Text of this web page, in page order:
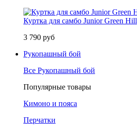
Куртка для самбо Junior Green Hill
3 790 руб
Рукопашный бой
Все Рукопашный бой
Популярные товары
Кимоно и пояса
Перчатки